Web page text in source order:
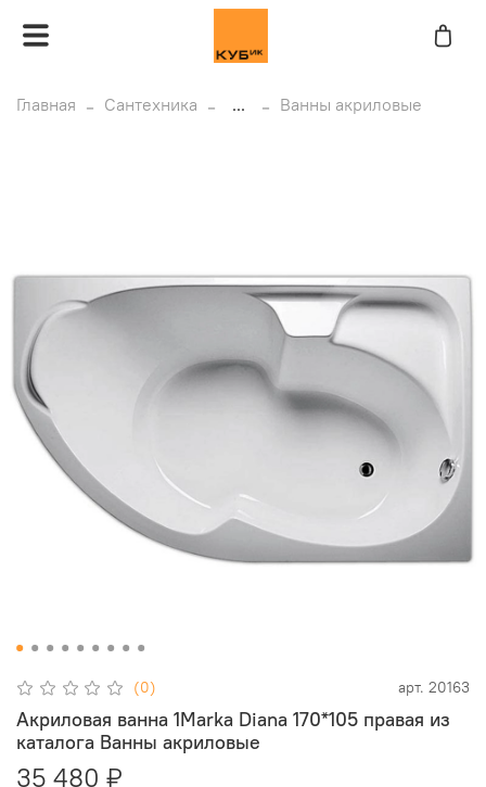
Главная Сантехника ... Ванны акриловые
(0) арт. 20163
Акриловая ванна 1Marka Diana 170*105 правая из
каталога Ванны акриловые
35 480 ₽